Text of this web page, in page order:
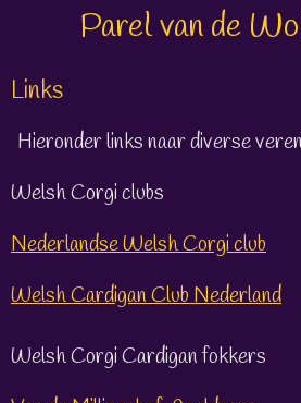
naar
hoofdinhoud
Parel van de
Links
Hieronder links naar diverse
Welsh Corgi clubs
Nederlandse Welsh Corgi club
Welsh Cardigan Club Nederland
Welsh Corgi Cardigan fokkers